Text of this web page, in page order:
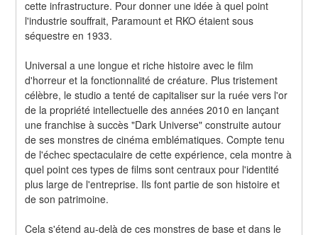
cette infrastructure. Pour donner une idée à quel point
l'industrie souffrait, Paramount et RKO étaient sous
séquestre en 1933.
Universal a une longue et riche histoire avec le film
d'horreur et la fonctionnalité de créature. Plus tristement
célèbre, le studio a tenté de capitaliser sur la ruée vers l'or
de la propriété intellectuelle des années 2010 en lançant
une franchise à succès "Dark Universe" construite autour
de ses monstres de cinéma emblématiques. Compte tenu
de l'échec spectaculaire de cette expérience, cela montre à
quel point ces types de films sont centraux pour l'identité
plus large de l'entreprise. Ils font partie de son histoire et
de son patrimoine.
Cela s'étend au-delà de ces monstres de base et dans le